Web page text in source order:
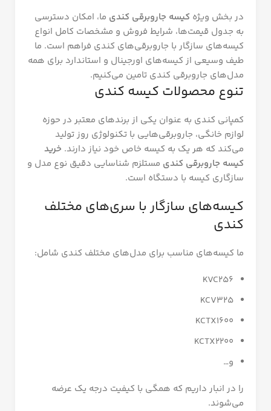
در بخش ویژه کیسه جاروبرقی کندی ما، امکان دسترسی
به جدول قیمت‌ها، شرایط فروش و مشخصات کامل انواع
کیسه‌های سازگار با جاروبرقی‌های کندی فراهم است. ما
طیف وسیعی از کیسه‌های اورجینال و استاندارد برای همه
مدل‌های جاروبرقی کندی تامین می‌کنیم.
تنوع محصولات کیسه کندی
کمپانی کندی به عنوان یکی از برندهای معتبر در حوزه
لوازم خانگی، جاروبرقی‌هایی با تکنولوژی روز تولید
می‌کند که هر یک به کیسه خاص خود نیاز دارند. خرید
کیسه جاروبرقی کندی مستلزم شناسایی دقیق نوع مدل و
سازگاری کیسه با دستگاه است.
کیسه‌های سازگار با سری‌های مختلف
کندی
ما کیسه‌های مناسب برای مدل‌های مختلف کندی شامل:
KVC256
KCV325
KCTX1600
KCTX2200
و…
را در انبار داریم که همگی با کیفیت درجه یک عرضه
می‌شوند.